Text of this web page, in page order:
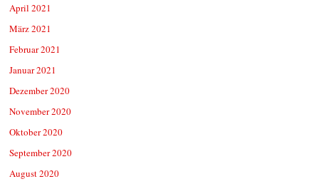
April 2021
März 2021
Februar 2021
Januar 2021
Dezember 2020
November 2020
Oktober 2020
September 2020
August 2020